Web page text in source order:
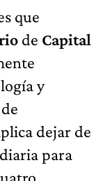
que
de Capital
y
dejar de
para